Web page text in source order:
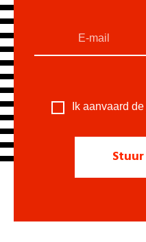
Ik aanvaard de